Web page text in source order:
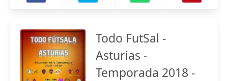
Todo FutSal -
Asturias -
Temporada 2018 -